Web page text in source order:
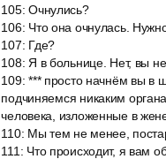
105:Очнулись?
106: Что она очнулась.
107: Где?
108: Я в больнице. Нет, вы
109:*** просто начнём вы в
подчиняемся никаким
человека, изложенные в
110: Мы тем не менее,
111 : Что происходит, я вам